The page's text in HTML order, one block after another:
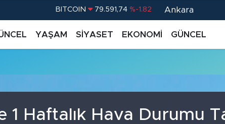
BITCOIN 79.591,74 %-1.82 Ankara
YAŞAM SİYASET EKONOMİ GÜNCEL
1 Haftalık Hava Durumu